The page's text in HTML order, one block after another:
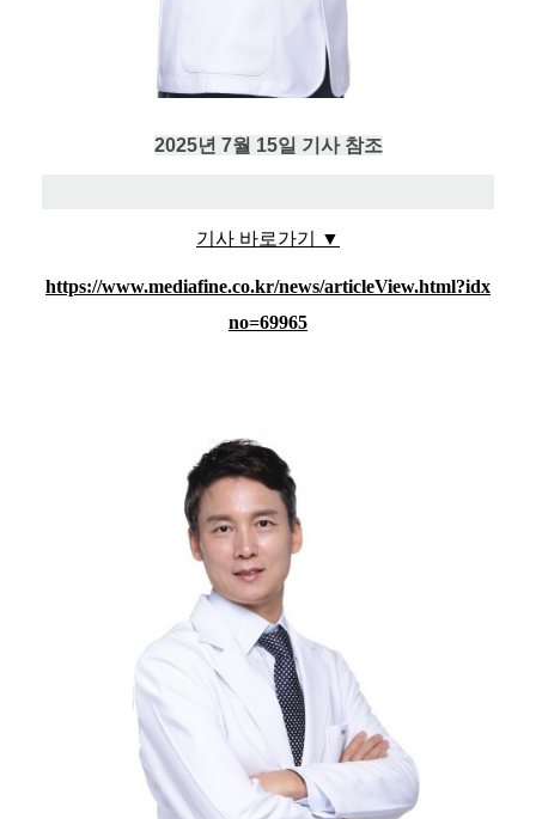
2025년 7월 15일 기사 참조
기사 바로가기 ▼
https://www.mediafine.co.kr/news/articleView.html?idx
no=69965